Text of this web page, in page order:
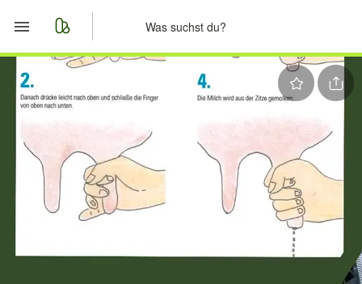
Start
Merkliste
Nachrichten
Anzeige aufgeben